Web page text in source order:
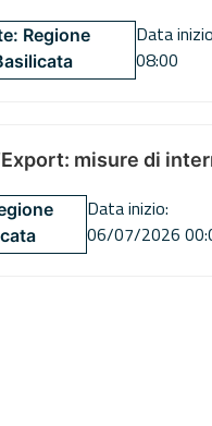
Regione
Data
08:00
misure di
Data inizio:
06/07/2026